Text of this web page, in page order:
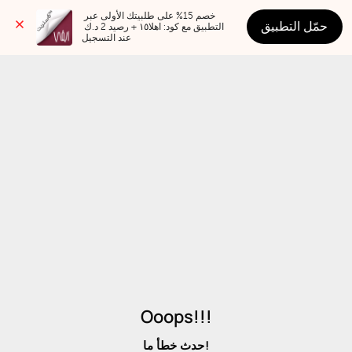
عند التسجيل
حمّل التطبيق
Ooops!!!
حدث خطأ ما!